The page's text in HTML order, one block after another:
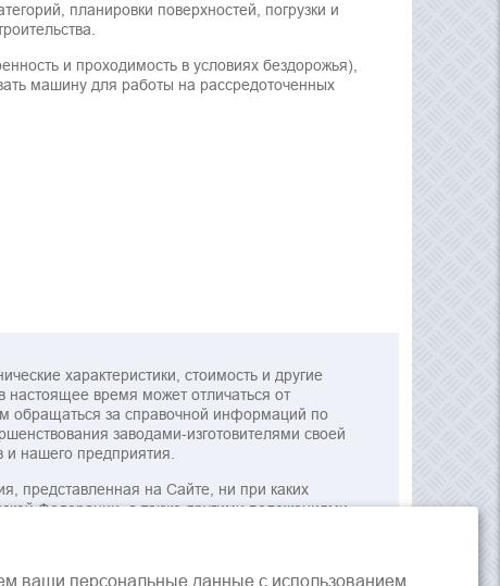
планировки поверхностей, погрузки и
и проходимость в условиях бездорожья),
машину для работы на рассредоточенных
характеристики, стоимость и другие
настоящее время может отличаться от
обращаться за справочной информаций по
заводами-изготовителями своей
нашего предприятия.
представленная на Сайте, ни при каких
Федерации, а также другими положениями
ваши персональные данные с использованием